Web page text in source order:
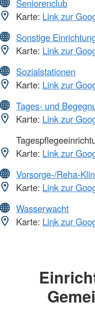
Seniorenclub
Karte: Link zur
Sonstige
Karte: Link zur
Sozialstationen
Karte: Link zur
Tages- und
Karte: Link zur
Karte: Link zur
Vorsorge-/Reha-
Karte: Link zur
Wasserwacht
Karte: Link zur